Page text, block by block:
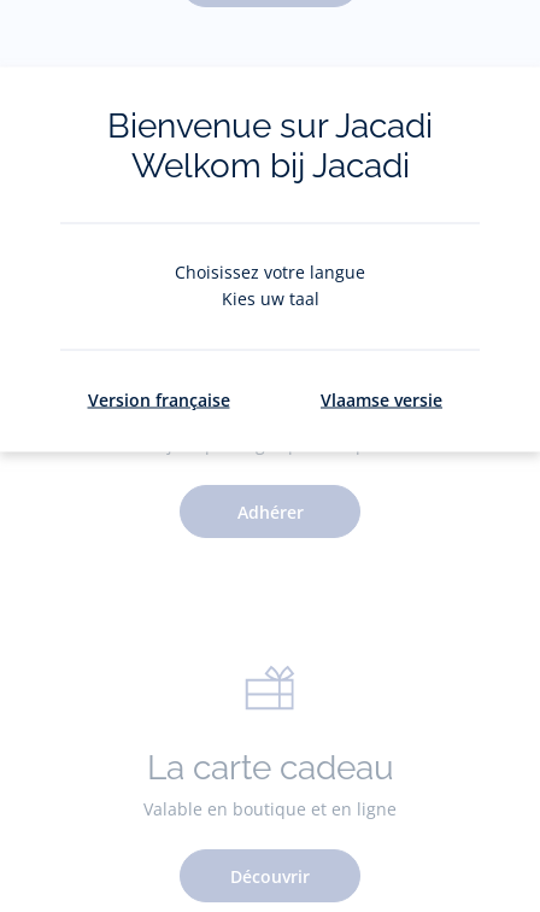
Le Club Jacadi
Adhérer
La carte cadeau
Valable en boutique et en ligne
Découvrir
Bienvenue sur Jacadi
Welkom bij Jacadi
Choisissez votre langue
Kies uw taal
Version française Vlaamse versie